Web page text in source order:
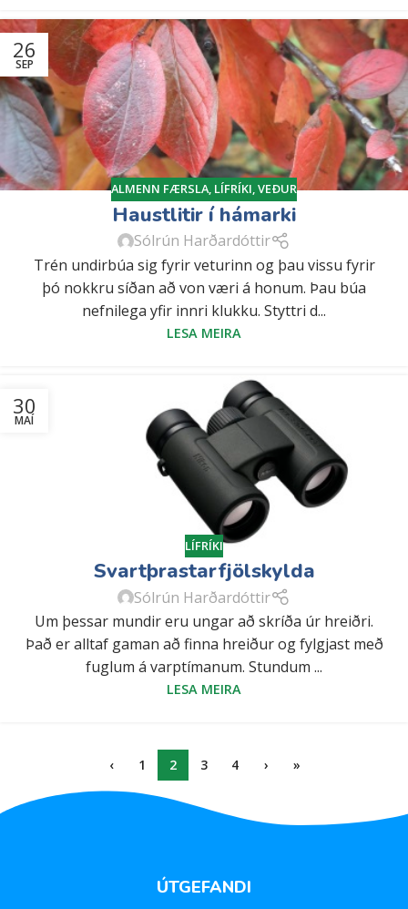
26
SEP
ALMENN FÆRSLA, LÍFRÍKI,VEÐUR
Haustlitir í hámarki
Sólrún Harðardóttir
Trén undirbúa sig fyrir veturinn og þau vissu fyrir
þó nokkru síðan að von væri á honum. Þau búa
nefnilega yfir innri klukku. Styttri d...
LESA MEIRA
30
MAÍ
LÍFRÍKI
Svartþrastarfjölskylda
Sólrún Harðardóttir
Um þessar mundir eru ungar að skríða úr hreiðri.
Það er alltaf gaman að finna hreiður og fylgjast með
fuglum á varptímanum. Stundum ...
LESA MEIRA
‹ 1 2 3 4 › »
ÚTGEFANDI